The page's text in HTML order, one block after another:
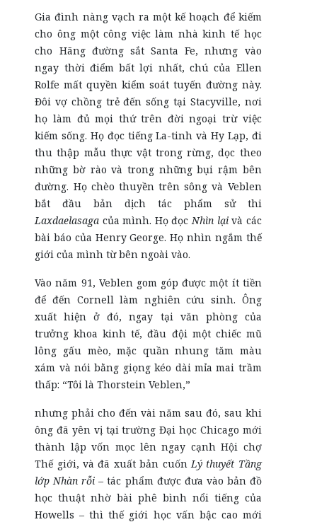
Gia đình nàng vạch ra một kế hoạch để kiếm
cho ông một công việc làm nhà kinh tế học
cho Hãng đường sắt Santa Fe, nhưng vào
ngay thời điểm bất lợi nhất, chú của Ellen
Rolfe mất quyền kiểm soát tuyến đường này.
Đôi vợ chồng trẻ đến sống tại Stacyville, nơi
họ làm đủ mọi thứ trên đời ngoại trừ việc
kiếm sống. Họ đọc tiếng La-tinh và Hy Lạp, đi
thu thập mẫu thực vật trong rừng, dọc theo
những bờ rào và trong những bụi rậm bên
đường. Họ chèo thuyền trên sông và Veblen
bắt đầu bản dịch tác phẩm sử thi
Laxdaelasaga của mình. Họ đọcNhìn lạivà các
bài báo của Henry George. Họ nhìn ngắm thế
giới của mình từ bên ngoài vào.
Vào năm 91, Veblen gom góp được một ít tiền
để đến Cornell làm nghiên cứu sinh. Ông
xuất hiện ở đó, ngay tại văn phòng của
trưởng khoa kinh tế, đầu đội một chiếc mũ
lông gấu mèo, mặc quần nhung tăm màu
xám và nói bằng giọng kéo dài mỉa mai trầm
thấp: “Tôi là Thorstein Veblen,”
nhưng phải cho đến vài năm sau đó, sau khi
ông đã yên vị tại trường Đại học Chicago mới
thành lập vốn mọc lên ngay cạnh Hội chợ
Thế giới, và đã xuất bản cuốnLý thuyết Tầng
lớp Nhàn rỗi– tác phẩm được đưa vào bản đồ
học thuật nhờ bài phê bình nổi tiếng của
Howells – thì thế giới học vấn bậc cao mới